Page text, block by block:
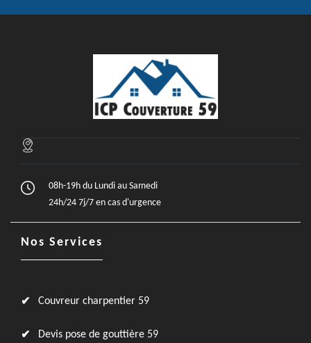
08h-19h du Lundi au Samedi
24h/24 7j/7 en cas d'urgence
Nos Services
Couvreur charpentier 59
Devis pose de gouttière 59